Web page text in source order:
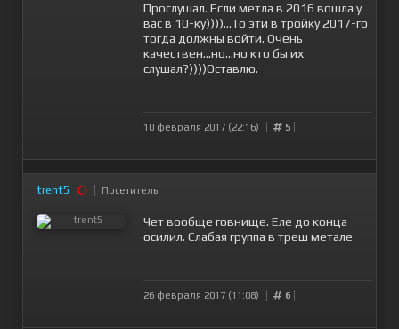
Прослушал. Если метла в 2016 вошла у
вас в 10-ку))))...То эти в тройку 2017-го
тогда должны войти. Очень
качествен...но...но кто бы их
слушал?))))Оставлю.
10 февраля 2017 (22:16) 5
trent5 Посетитель
Чет вообще говнище. Еле до конца
осилил. Слабая группа в треш метале
26 февраля 2017 (11:08) 6